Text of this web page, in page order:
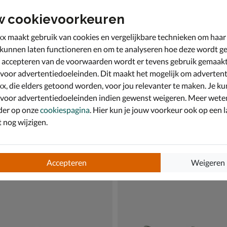
Arizona Eva
cookievoorkeuren
maakt gebruik van cookies en vergelijkbare technieken om
laten functioneren en om te analyseren hoe deze wordt
van de voorwaarden wordt er tevens gebruik
advertentiedoeleinden. Dit maakt het mogelijk om
die elders getoond worden, voor jou relevanter te maken. Je
advertentiedoeleinden indien gewenst weigeren. Meer
op onzecookiespagina. Hier kun je jouw voorkeur ook op een
nog wijzigen.
Accepteren Weigeren